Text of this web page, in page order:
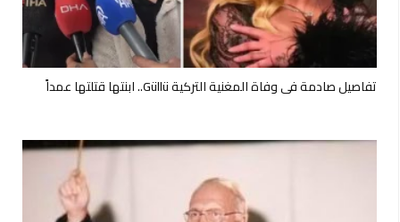
تفاصيل صادمة في وفاة المغنية التركية Güllü.. ابنتها قتلتها عمداً